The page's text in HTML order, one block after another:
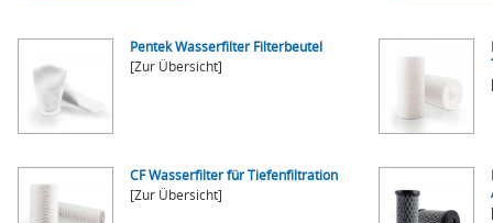
Pentek Wasserfilter Filterbeutel
[Zur Übersicht]
CF Wasserfilter für Tiefenfiltration
[Zur Übersicht]